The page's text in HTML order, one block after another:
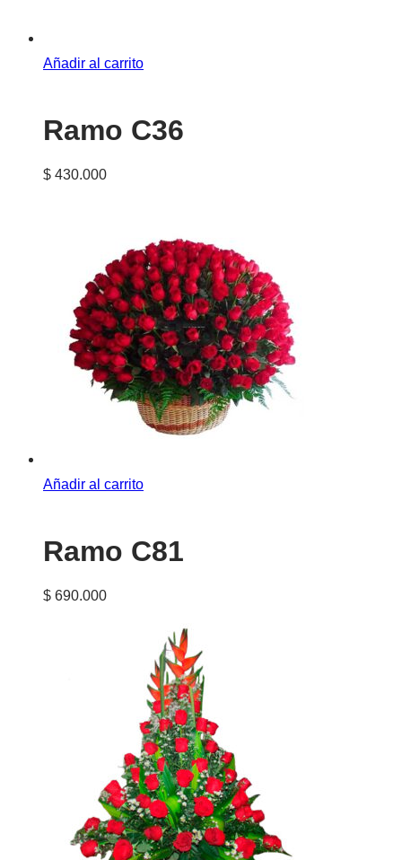
Añadir al carrito
Ramo C36
$ 430.000
Añadir al carrito
Ramo C81
$ 690.000